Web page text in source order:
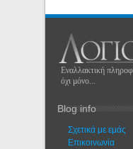
Εναλλακτική
όχι μόνο...
Blog info
Σχετικά με εμάς
Eπικοινωνία